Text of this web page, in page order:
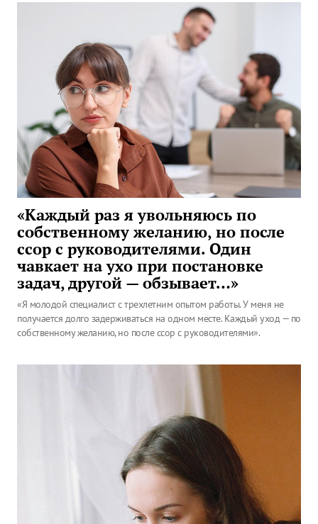
«Каждый раз я увольняюсь по
собственному желанию, но после
ссор с руководителями. Один
чавкает на ухо при постановке
задач, другой — обзывает…»
«Я молодой специалист с трехлетним опытом работы. У меня не
получается долго задерживаться на одном месте. Каждый уход — по
собственному желанию, но после ссор с руководителями».